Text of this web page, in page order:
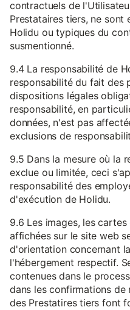
contractuels de
Prestataires tiers, ne sont
Holidu ou typiques du
susmentionné.
9.4 La responsabilité de
responsabilité du fait des
dispositions légales
responsabilité, en
données, n'est pas
exclusions de
9.5 Dans la mesure où la
exclue ou limitée, ceci
responsabilité des
d'exécution de Holidu.
9.6 Les images, les
affichées sur le site web
d'orientation concernant
l'hébergement respectif.
contenues dans le
dans les confirmations
des Prestatires tiers font